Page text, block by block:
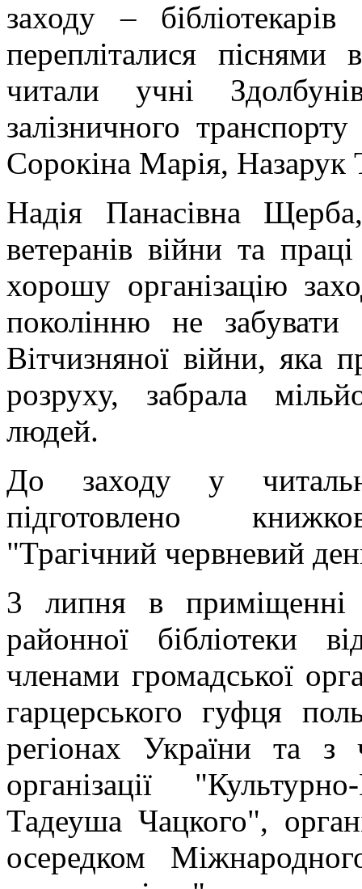
заходу –
перепліталися
читали учні
залізничного
Сорокіна Марія, Назарук
Надія Панасівна Щерба,
ветеранів війни та
хорошу організацію
поколінню не забувати
Вітчизняної війни, яка
розруху, забрала
людей.
До заходу у
підготовлено
"Трагічний червневий
3 липня в приміщенні
районної бібліотеки
членами громадської
гарцерського гуфця
регіонах України та з
організації
Тадеуша Чацкого",
осередком